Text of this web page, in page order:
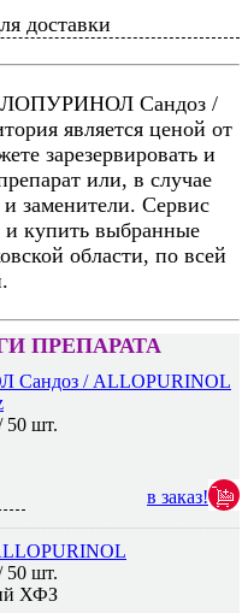
доставки
Сандоз /
является ценой от
зарезервировать и
или, в случае
заменители. Сервис
и купить выбранные
области, по всей
ПРЕПАРАТА
/ ALLOPURINOL
50 шт.
в заказ!
50 шт.
ХФЗ